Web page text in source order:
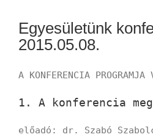
Egyesületünk
2015.05.08.
A KONFERENCIA PROGRAMJA
1. A konferencia
előadó: dr. Szabó